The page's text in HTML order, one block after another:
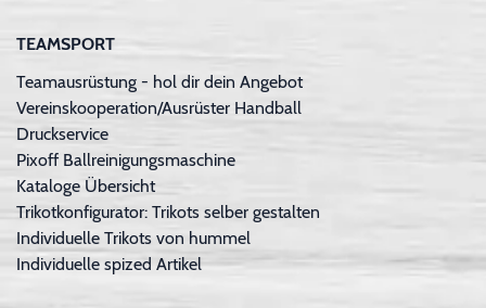
TEAMSPORT
Teamausrüstung - hol dir dein Angebot
Vereinskooperation/Ausrüster Handball
Druckservice
Pixoff Ballreinigungsmaschine
Kataloge Übersicht
Trikotkonfigurator: Trikots selber gestalten
Individuelle Trikots von hummel
Individuelle spized Artikel